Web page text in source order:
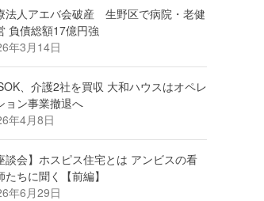
法人アエバ会破産 生野区で病院・老健
負債総額17億円強
年3月14日
、介護2社を買収 大和ハウスはオペレ
ョン事業撤退へ
年4月8日
談会】ホスピス住宅とは アンビスの看
たちに聞く【前編】
年6月29日